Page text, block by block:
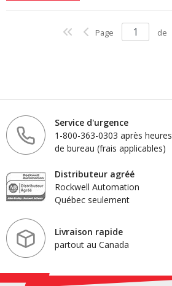
Page de
Service d'urgence
1-800-363-0303 après heures
de bureau (frais applicables)
Distributeur agréé
Rockwell Automation
Québec seulement
Livraison rapide
partout au Canada